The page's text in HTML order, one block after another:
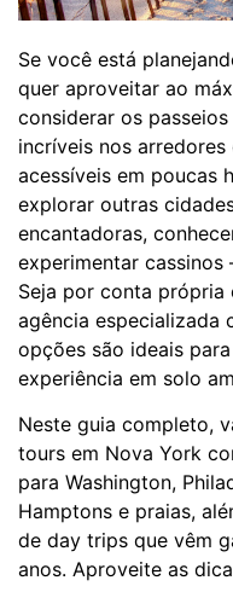
Se você está
quer aproveitar ao
considerar os
incríveis nos
acessíveis em poucas
explorar outras
encantadoras,
experimentar
Seja por conta
agência especializada
opções são ideais
experiência em solo
Neste guia completo,
tours em Nova York
para Washington,
Hamptons e praias,
de day trips que vêm
anos. Aproveite as